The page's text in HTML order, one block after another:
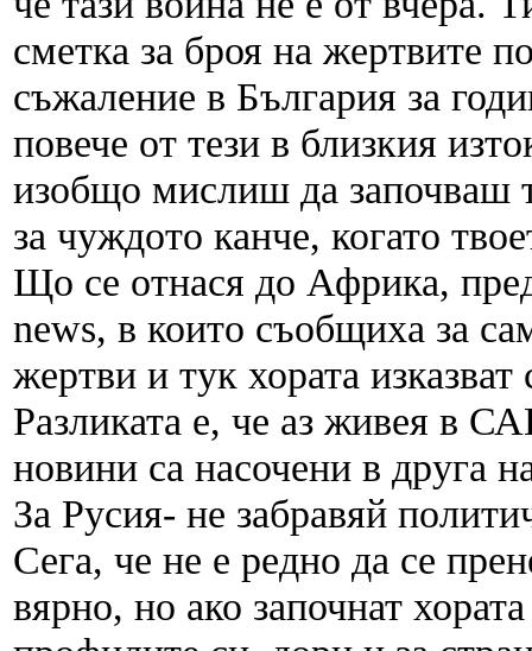
сметка за броя на жертвите
съжаление в България за
повече от тези в близкия
изобщо мислиш да започваш
за чуждото канче, когато
Що се отнася до Африка,
news, в които съобщиха за
жертви и тук хората изказват
Разликата е, че аз живея в
новини са насочени в друга
За Русия- не забравяй
Сега, че не е редно да се
вярно, но ако започнат